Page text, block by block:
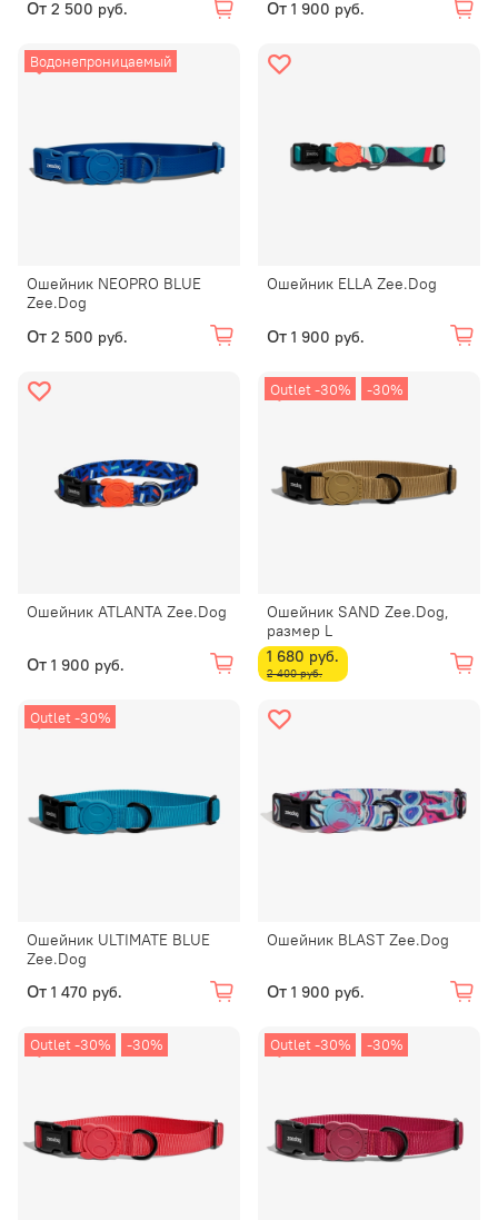
От 2 500 руб. От 1 900 руб.
Водонепроницаемый
Ошейник NEOPRO BLUE
Zee.Dog
От 2 500 руб.
Ошейник ELLA Zee.Dog
От 1 900 руб.
Ошейник ATLANTA Zee.Dog
От 1 900 руб.
Outlet -30% -30%
Ошейник SAND Zee.Dog,
размер L
1 680 руб.
2 400 руб.
Outlet -30%
Ошейник ULTIMATE BLUE
Zee.Dog
От 1 470 руб.
Ошейник BLAST Zee.Dog
От 1 900 руб.
Outlet -30% -30% Outlet -30% -30%